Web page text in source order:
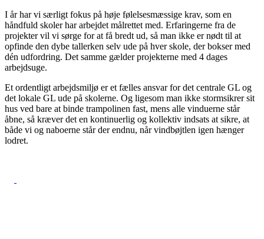
I år har vi særligt fokus på høje følelsesmæssige krav, som en
håndfuld skoler har arbejdet målrettet med. Erfaringerne fra de
projekter vil vi sørge for at få bredt ud, så man ikke er nødt til at
opfinde den dybe tallerken selv ude på hver skole, der bokser med
dén udfordring. Det samme gælder projekterne med 4 dages
arbejdsuge.
Et ordentligt arbejdsmiljø er et fælles ansvar for det centrale GL og
det lokale GL ude på skolerne. Og ligesom man ikke stormsikrer sit
hus ved bare at binde trampolinen fast, mens alle vinduerne står
åbne, så kræver det en kontinuerlig og kollektiv indsats at sikre, at
både vi og naboerne står der endnu, når vindbøjtlen igen hænger
lodret.